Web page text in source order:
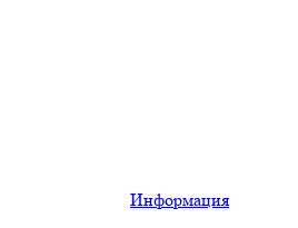
Информация